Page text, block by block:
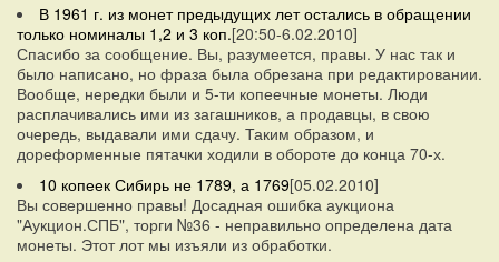
В 1961 г. из монет предыдущих лет остались в обращении
только номиналы 1,2 и 3 коп.[20:50-6.02.2010]
Спасибо за сообщение. Вы, разумеется, правы. У нас так и
было написано, но фраза была обрезана при редактировании.
Вообще, нередки были и 5-ти копеечные монеты. Люди
расплачивались ими из загашников, а продавцы, в свою
очередь, выдавали ими сдачу. Таким образом, и
дореформенные пятачки ходили в обороте до конца 70-х.
10 копеек Сибирь не 1789, а 1769[05.02.2010]
Вы совершенно правы! Досадная ошибка аукциона
"Аукцион.СПБ", торги №36 - неправильно определена дата
монеты. Этот лот мы изъяли из обработки.